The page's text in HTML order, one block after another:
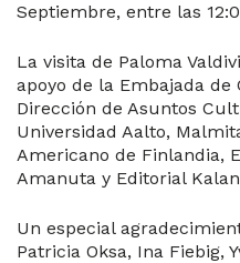
Septiembre, entre las
La visita de Paloma
apoyo de la Embajada
Dirección de Asuntos
Universidad Aalto,
Americano de Finlandia,
Amanuta y Editorial
Un especial
Patricia Oksa, Ina Fiebig,